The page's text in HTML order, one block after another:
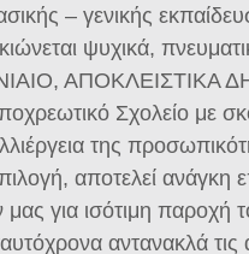
– γενικής
ψυχικά,
ΑΠΟΚΛΕΙΣΤΙΚΑ
Σχολείο με
της
αποτελεί ανάγκη
για ισότιμη παροχή
αντανακλά τις